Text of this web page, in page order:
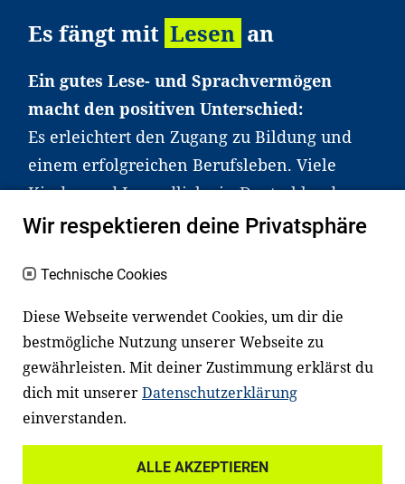
Es fängt mit Lesen an
Ein gutes Lese- und Sprachvermögen
macht den positiven Unterschied:
Es erleichtert den Zugang zu Bildung und
einem erfolgreichen Berufsleben. Viele
Kinder und Jugendliche in Deutschland
haben aber große Schwierigkeiten dabei.
an Familien sowie an Erzieher*innen,
Lehrer*innen und andere
Fachexpert*innen. Dafür arbeiten wir eng
mit Ministerien, wissenschaftlichen
Einrichtungen, Verbänden, Unternehmen
und anderen Stiftungen zusammen.
Wir respektieren deine Privatsphäre
Technische Cookies
Diese Webseite verwendet Cookies, um dir die
bestmögliche Nutzung unserer Webseite zu
gewährleisten. Mit deiner Zustimmung erklärst du
dich mit unsererDatenschutzerklärung
einverstanden.
ALLE AKZEPTIEREN